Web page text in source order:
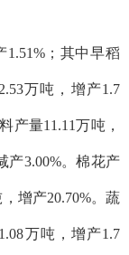
；其中早稻
万吨，增产1.7
产量11.11万吨，
产3.00%。棉花产
增产20.70%。蔬
万吨，增产1.7